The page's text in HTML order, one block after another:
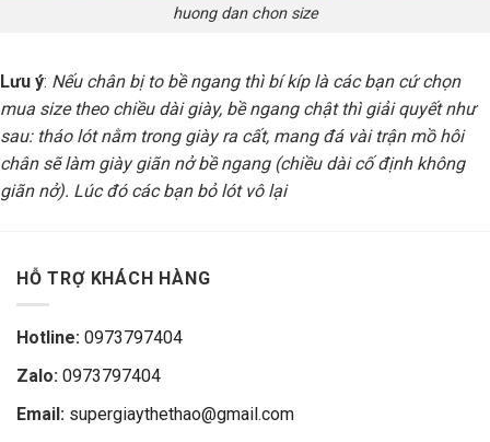
huong dan chon size
Lưu ý: Nếu chân bị to bề ngang thì bí kíp là các bạn cứ chọn
mua size theo chiều dài giày, bề ngang chật thì giải quyết như
sau: tháo lót nằm trong giày ra cất, mang đá vài trận mồ hôi
chân sẽ làm giày giãn nở bề ngang (chiều dài cố định không
giãn nở). Lúc đó các bạn bỏ lót vô lại
HỖ TRỢ KHÁCH HÀNG
Hotline: 0973797404
Zalo: 0973797404
Email: supergiaythethao@gmail.com